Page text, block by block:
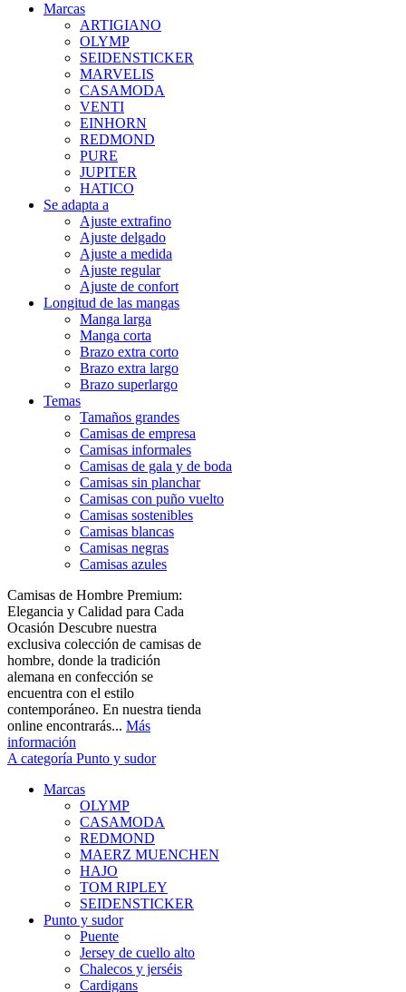
Marcas
ARTIGIANO
OLYMP
SEIDENSTICKER
MARVELIS
CASAMODA
VENTI
EINHORN
REDMOND
PURE
JUPITER
HATICO
Se adapta a
Ajuste extrafino
Ajuste delgado
Ajuste a medida
Ajuste regular
Ajuste de confort
Longitud de las mangas
Manga larga
Manga corta
Brazo extra corto
Brazo extra largo
Brazo superlargo
Temas
Tamaños grandes
Camisas de empresa
Camisas informales
Camisas de gala y de boda
Camisas sin planchar
Camisas con puño vuelto
Camisas sostenibles
Camisas blancas
Camisas negras
Camisas azules
Camisas de Hombre Premium:
Elegancia y Calidad para Cada
Ocasión Descubre nuestra
exclusiva colección de camisas de
hombre, donde la tradición
alemana en confección se
encuentra con el estilo
contemporáneo. En nuestra tienda
online encontrarás... Más
información
A categoría Punto y sudor
Marcas
OLYMP
CASAMODA
REDMOND
MAERZ MUENCHEN
HAJO
TOM RIPLEY
SEIDENSTICKER
Punto y sudor
Puente
Jersey de cuello alto
Chalecos y jerséis
Cardigans